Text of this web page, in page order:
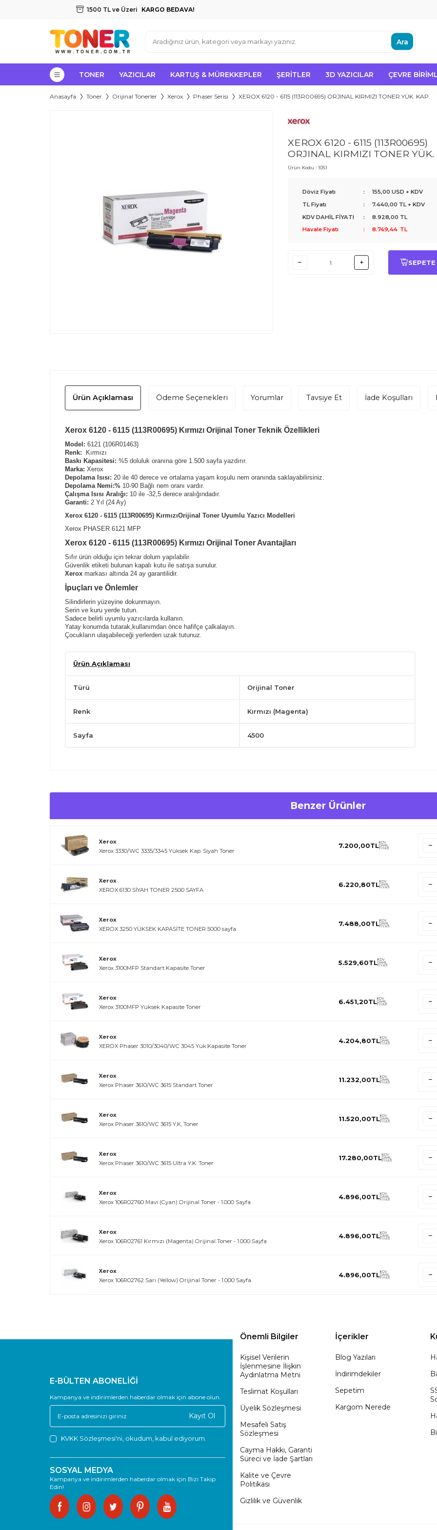
1500 TL ve Üzeri KARGO BEDAVA!
Ara
TONER YAZICILAR KARTUŞ & MÜREKKEPLER ŞERITLER 3D YAZICILAR ÇEVRE
Anasayfa Toner Orijinal Tonerler Xerox Phaser Serisi XEROX 6120 - 6115 (113R00695) ORJINAL KIRMIZI TONER YÜK. KAP.
XEROX 6120 - 6115 (113R00695)
ORJINAL KIRMIZI TONER YÜK.
Ürün Kodu : 1051
Döviz Fiyatı :
155,00 USD + KDV
TL Fiyatı
: 7.440,00 TL + KDV
KDV DAHİL FİYATI
: 8.928,00 TL
Havale Fiyatı
: 8.749,44 TL
SEPETE
Ürün Açıklaması Ödeme Seçenekleri Yorumlar Tavsiye Et İade Koşulları
Xerox 6120 - 6115 (113R00695) Kırmızı Orijinal Toner Teknik Özellikleri
Model: 6121 (106R01463)
Renk: Kırmızı
Baskı Kapasitesi: %5 doluluk oranına göre 1.500 sayfa yazdırır.
Marka: Xerox
Depolama Isısı: 20 ile 40 derece ve ortalama yaşam koşulu nem oranında saklayabilirsiniz.
Depolama Nemi:% 10-90 Bağlı nem oranı vardır.
Çalışma Isısı Aralığı: 10 ile -32,5 derece aralığındadır.
Garanti: 2 Yıl (24 Ay)
Xerox 6120 - 6115 (113R00695) KırmızıOrijinal Toner Uyumlu Yazıcı Modelleri
Xerox PHASER 6121 MFP
Xerox 6120 - 6115 (113R00695) Kırmızı Orijinal Toner Avantajları
Sıfır ürün olduğu için tekrar dolum yapılabilir.
Güvenlik etiketi bulunan kapalı kutu ile satışa sunulur.
Xerox markası altında 24 ay garantilidir.
İpuçları ve Önlemler
Silindirlerin yüzeyine dokunmayın.
Serin ve kuru yerde tutun.
Sadece belirli uyumlu yazıcılarda kullanın.
Yatay konumda tutarak,kullanımdan önce hafifçe çalkalayın.
Çocukların ulaşabileceği yerlerden uzak tutunuz.
Ürün Açıklaması
Türü Orijinal Toner
Renk Kırmızı (Magenta)
Sayfa 4500
Benzer Ürünler
Xerox
Xerox 3330/WC 3335/3345 Yüksek Kap. Siyah Toner
7.200,00TLKDV
DAHİL
FİYATI
Xerox
XEROX 6130 SİYAH TONER 2500 SAYFA
6.220,80TLKDV
DAHİL
FİYATI
Xerox
XEROX 3250 YÜKSEK KAPASİTE TONER 5000 sayfa
7.488,00TLKDV
DAHİL
FİYATI
Xerox
Xerox 3100MFP Standart Kapasite Toner
5.529,60TLKDV
DAHİL
FİYATI
Xerox
Xerox 3100MFP Yüksek Kapasite Toner
6.451,20TLKDV
DAHİL
FİYATI
Xerox
XEROX Phaser 3010/3040/WC 3045 Yük.Kapasite Toner
4.204,80TLKDV
DAHİL
FİYATI
Xerox
Xerox Phaser 3610/WC 3615 Standart Toner
11.232,00TLKDV
DAHİL
FİYATI
Xerox
Xerox Phaser 3610/WC 3615 Y,K, Toner
11.520,00TLKDV
DAHİL
FİYATI
Xerox
Xerox Phaser 3610/WC 3615 Ultra Y.K. Toner
17.280,00TLKDV
DAHİL
FİYATI
Xerox
Xerox 106R02760 Mavi (Cyan) Orijinal Toner - 1.000 Sayfa
4.896,00TLKDV
DAHİL
FİYATI
Xerox
Xerox 106R02761 Kırmızı (Magenta) Orijinal Toner - 1.000 Sayfa
4.896,00TLKDV
DAHİL
FİYATI
Xerox
Xerox 106R02762 Sarı (Yellow) Orijinal Toner - 1.000 Sayfa
4.896,00TLKDV
DAHİL
FİYATI
E-BÜLTEN ABONELİĞİ
Kampanya ve indirimlerden haberdar olmak için abone olun.
Kayıt Ol
KVKK Sözleşmesi'ni , okudum, kabul ediyorum.
SOSYAL MEDYA
Kampanya ve indirimlerden haberdar olmak için Bizi Takip
Edin!
Önemli Bilgiler
Kişisel Verilerin
İşlenmesine İlişkin
Aydınlatma Metni
Teslimat Koşulları
Üyelik Sözleşmesi
Mesafeli Satış
Sözleşmesi
Cayma Hakkı, Garanti
Süreci ve İade Şartları
Kalite ve Çevre
Politikası
Gizlilik ve Güvenlik
İçerikler
Blog Yazıları
İndirimdekiler
Sepetim
Kargom Nerede